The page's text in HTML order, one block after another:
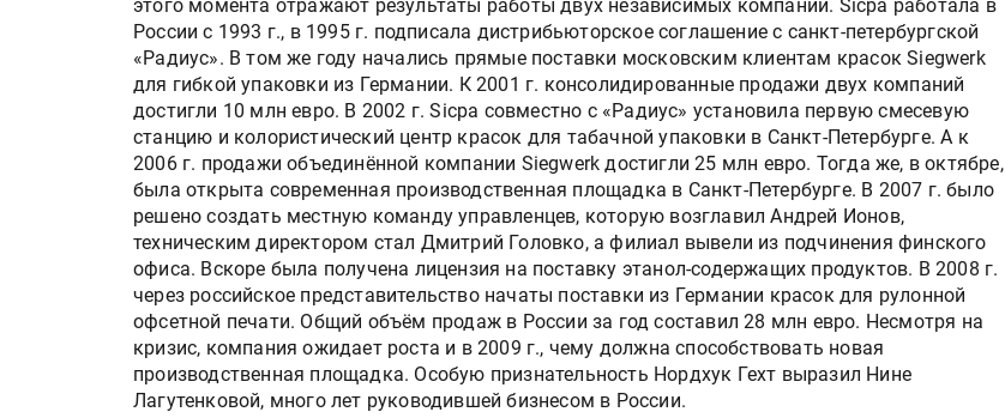
этого момента отражают результаты работы двух независимых компаний. Sicpa работала в
России с 1993 г., в 1995 г. подписала дистрибьюторское соглашение с санкт-петербургской
«Радиус». В том же году начались прямые поставки московским клиентам красок Siegwerk
для гибкой упаковки из Германии. К 2001 г. консолидированные продажи двух компаний
достигли 10 млн евро. В 2002 г. Sicpa совместно с «Радиус» установила первую смесевую
станцию и колористический центр красок для табачной упаковки в Санкт-Петербурге. А к
2006 г. продажи объединённой компании Siegwerk достигли 25 млн евро. Тогда же, в октябре,
была открыта современная производственная площадка в Санкт-Петербурге. В 2007 г. было
решено создать местную команду управленцев, которую возглавил Андрей Ионов,
техническим директором стал Дмитрий Головко, а филиал вывели из подчинения финского
офиса. Вскоре была получена лицензия на поставку этанол-содержащих продуктов. В 2008 г.
через российское представительство начаты поставки из Германии красок для рулонной
офсетной печати. Общий объём продаж в России за год составил 28 млн евро. Несмотря на
кризис, компания ожидает роста и в 2009 г., чему должна способствовать новая
производственная площадка. Особую признательность Нордхук Гехт выразил Нине
Лагутенковой, много лет руководившей бизнесом в России.